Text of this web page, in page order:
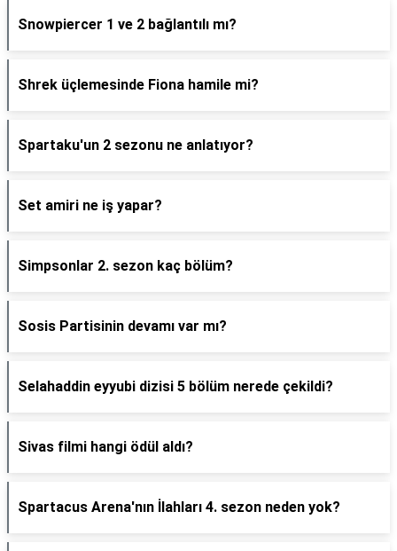
Snowpiercer 1 ve 2 bağlantılı mı?
Shrek üçlemesinde Fiona hamile mi?
Spartaku'un 2 sezonu ne anlatıyor?
Set amiri ne iş yapar?
Simpsonlar 2. sezon kaç bölüm?
Sosis Partisinin devamı var mı?
Selahaddin eyyubi dizisi 5 bölüm nerede çekildi?
Sivas filmi hangi ödül aldı?
Spartacus Arena'nın İlahları 4. sezon neden yok?